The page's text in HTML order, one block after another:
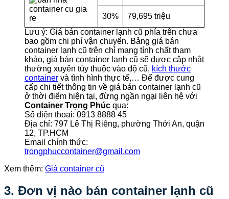
30%
79,695 triệu
Lưu ý: Giá bán container lạnh cũ phía trên chưa
bao gồm chi phí vận chuyển. Bảng giá bán
container lạnh cũ trên chỉ mang tính chất tham
khảo, giá bán container lạnh cũ sẽ được cập nhật
thường xuyên tùy thuộc vào độ cũ, kích thước
container và tình hình thực tế,… Để được cung
cấp chi tiết thông tin về giá bán container lạnh cũ
ở thời điểm hiện tại, đừng ngần ngại liên hệ với
Container Trọng Phúc qua:
Số điện thoại: 0913 8888 45
Địa chỉ: 797 Lê Thị Riêng, phường Thới An, quận
12, TP.HCM
Email chính thức:
trongphuccontainer@gmail.com
Xem thêm: Giá container cũ
3. Đơn vị nào bán container lạnh cũ